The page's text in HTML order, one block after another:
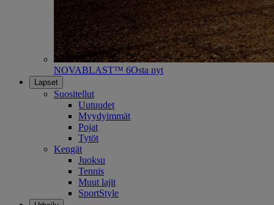
NOVABLAST™ 6Osta nyt
Lapset
Suositellut
Uutuudet
Myydyimmät
Pojat
Tytöt
Kengät
Juoksu
Tennis
Muut lajit
SportStyle